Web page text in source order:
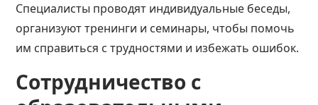
Специалисты проводят индивидуальные беседы,
организуют тренинги и семинары, чтобы помочь
им справиться с трудностями и избежать ошибок.
Сотрудничество с